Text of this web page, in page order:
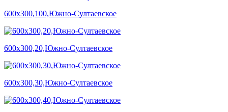
600х300,100,Южно-Султаевское
600х300,20,Южно-Султаевское
600х300,30,Южно-Султаевское